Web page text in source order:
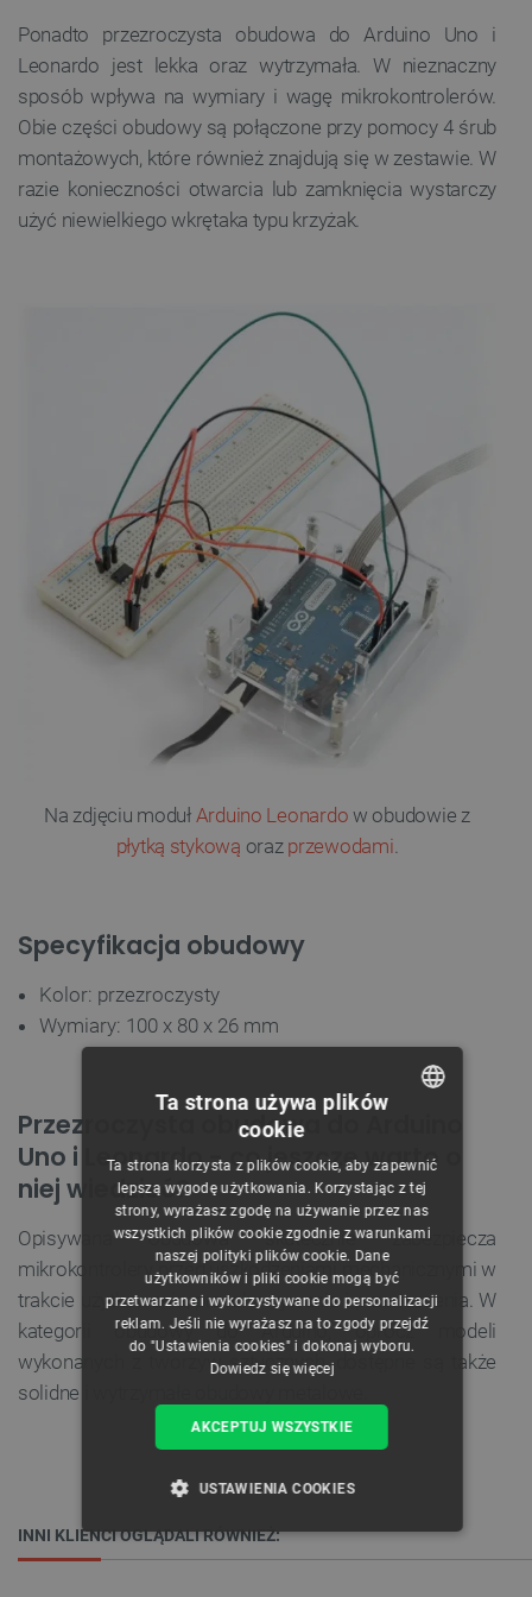
Ponadto przezroczysta obudowa do Arduino Uno i
Leonardo jest lekka oraz wytrzymała. W nieznaczny
sposób wpływa na wymiary i wagę mikrokontrolerów.
Obie części obudowy są połączone przy pomocy 4 śrub
montażowych, które również znajdują się w zestawie. W
razie konieczności otwarcia lub zamknięcia wystarczy
użyć niewielkiego wkrętaka typu krzyżak.
Na zdjęciu moduł Arduino Leonardo w obudowie z
płytką stykową oraz przewodami.
Specyfikacja obudowy
Kolor: przezroczysty
Wymiary: 100 x 80 x 26 mm
Przezroczysta obudowa do Arduino
Uno i Leonardo - co jeszcze warto o
niej wiedzieć?
Opisywana obudowa skutecznie zabezpiecza
mikrokontrolery przed uszkodzeniami mechanicznymi w
trakcie użytkowania, przechowywania i przenoszenia. W
kategorii obudowy do Arduino, oprócz modeli
wykonanych z tworzyw sztucznych, dostępne są także
solidne i wytrzymałe obudowy metalowe.
INNI KLIENCI OGLĄDALI RÓWNIEŻ:
CZECH
ENGLISH
GERMAN
Ta strona używa plików
cookie
Ta strona korzysta z plików cookie, aby zapewnić
lepszą wygodę użytkowania. Korzystając z tej
strony, wyrażasz zgodę na używanie przez nas
wszystkich plików cookie zgodnie z warunkami
naszej polityki plików cookie. Dane
użytkowników i pliki cookie mogą być
przetwarzane i wykorzystywane do personalizacji
reklam. Jeśli nie wyrażasz na to zgody przejdź
do "Ustawienia cookies" i dokonaj wyboru.
Dowiedz się więcej
AKCEPTUJ WSZYSTKIE
USTAWIENIA COOKIES
NIEZBĘDNE